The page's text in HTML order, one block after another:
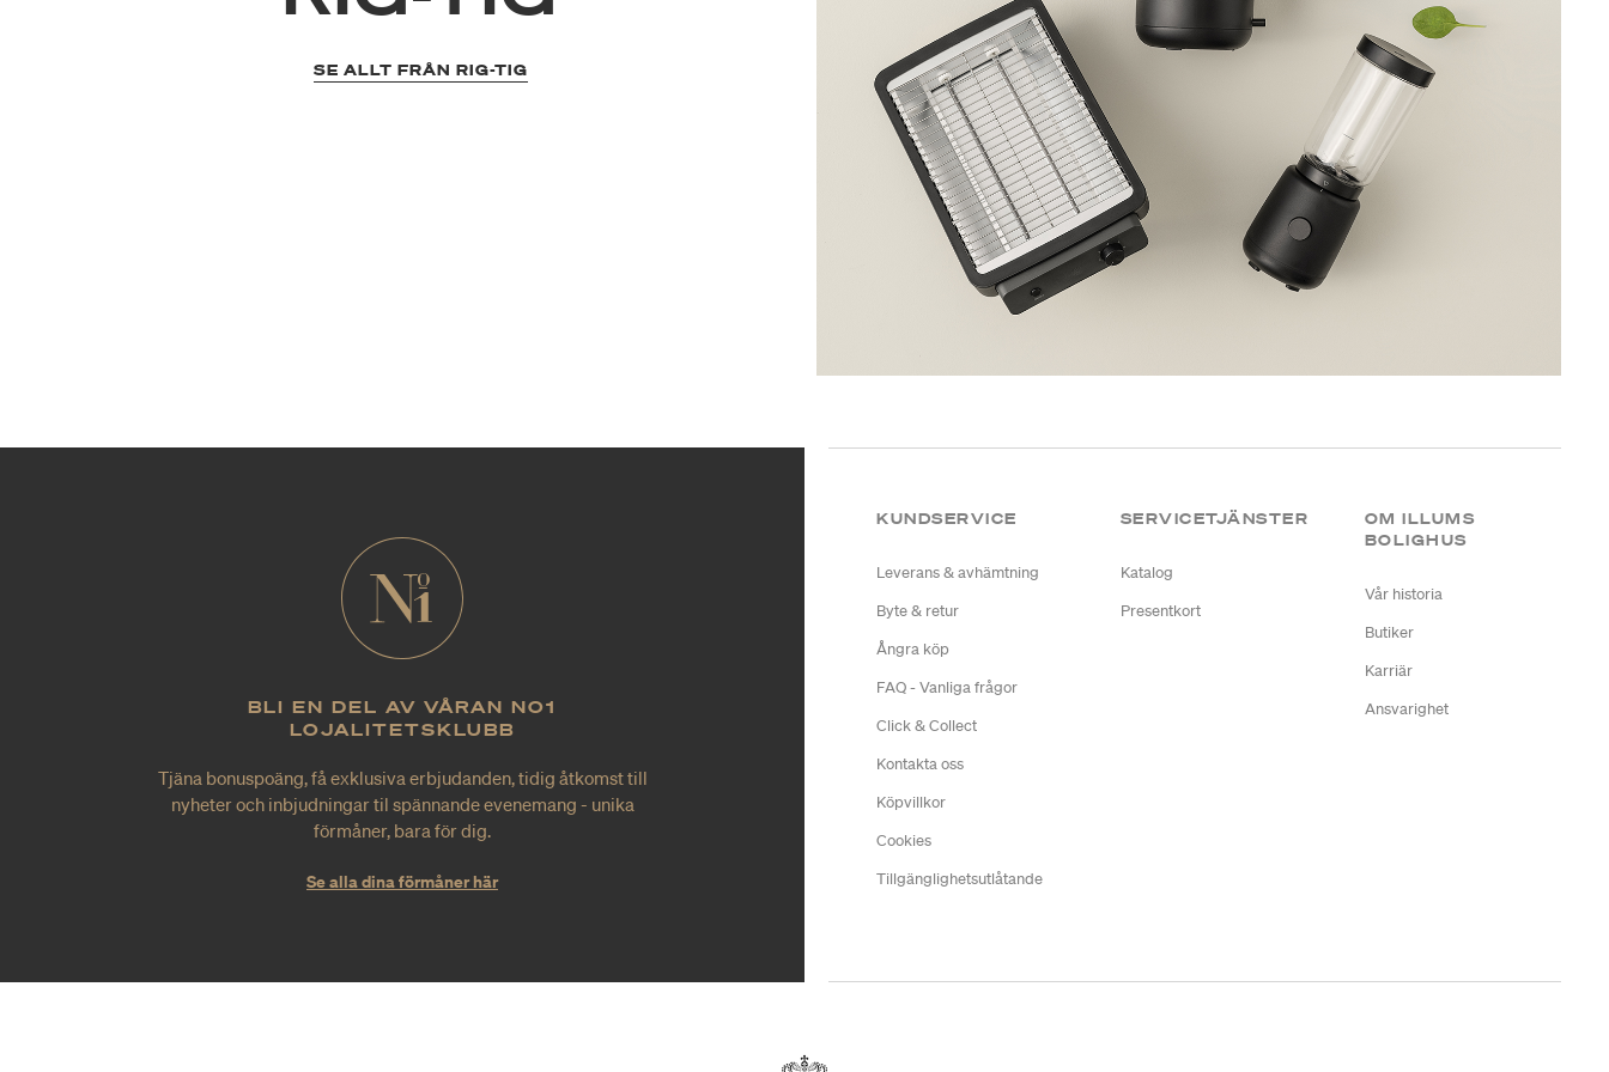
SE ALLT FRÅN RIG-TIG
BLI EN DEL AV VÅRAN NO1
LOJALITETSKLUBB
Tjäna bonuspoäng, få exklusiva erbjudanden, tidig åtkomst till
nyheter och inbjudningar til spännande evenemang - unika
förmåner, bara för dig.
Se alla dina förmåner här
KUNDSERVICE
Leverans & avhämtning
Byte & retur
Ångra köp
FAQ - Vanliga frågor
Click & Collect
Kontakta oss
Köpvillkor
Cookies
Tillgänglighetsutlåtande
SERVICETJÄNSTER
Katalog
Presentkort
OM ILLUMS
BOLIGHUS
Vår historia
Butiker
Karriär
Ansvarighet